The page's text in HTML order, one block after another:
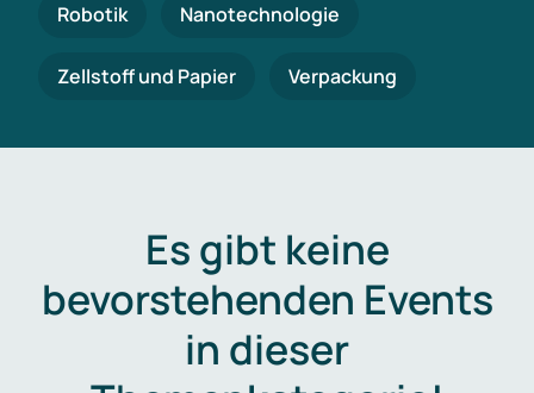
Robotik Nanotechnologie
Zellstoff und Papier Verpackung
Es gibt keine
bevorstehenden Events
in dieser